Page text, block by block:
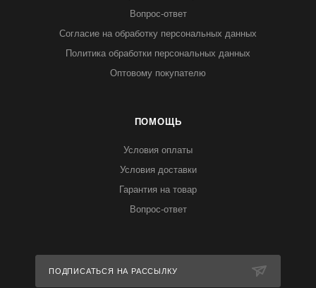
Вопрос-ответ
Согласие на обработку персональных данных
Политика обработки персональных данных
Оптовому покупателю
ПОМОЩЬ
Условия оплаты
Условия доставки
Гарантия на товар
Вопрос-ответ
ПОДПИСАТЬСЯ НА РАССЫЛКУ